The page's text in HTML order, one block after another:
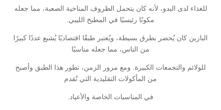
للغذاء لدى البدو، لأنه كان يتحمل الظروف المناخية الصعبة، مما جعله
مكونًا رئيسيًا في المطبخ الليبي.
البازين كان يُحضر بطرق بسيطة، ويُعتبر طبقًا اقتصاديًا يُشبع عددًا كبيرًا
من الناس، مما جعله مناسبًا
للولائم والتجمعات الكبيرة. ومع مرور الزمن، تطور هذا الطبق وأصبح
من المأكولات التقليدية التي تُقدم
في المناسبات الخاصة والأعياد.